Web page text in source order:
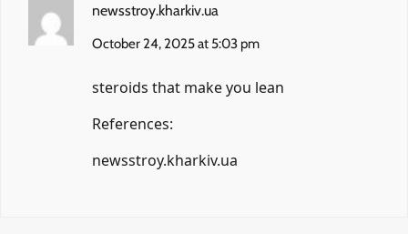
newsstroy.kharkiv.ua
October 24, 2025 at 5:03 pm
steroids that make you lean
References:
newsstroy.kharkiv.ua